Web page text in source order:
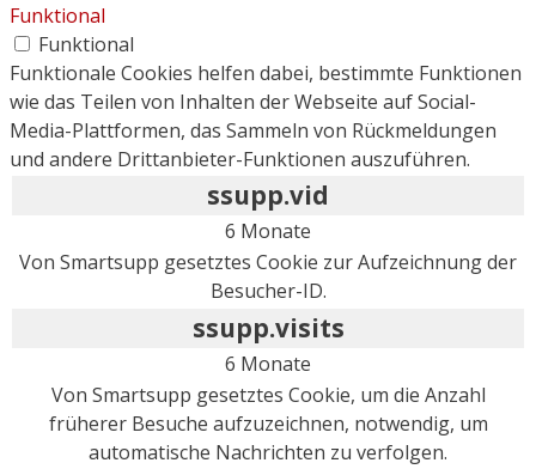
Funktional
Funktional
Funktionale Cookies helfen dabei, bestimmte Funktionen
wie das Teilen von Inhalten der Webseite auf Social-
Media-Plattformen, das Sammeln von Rückmeldungen
und andere Drittanbieter-Funktionen auszuführen.
ssupp.vid
6 Monate
Von Smartsupp gesetztes Cookie zur Aufzeichnung der
Besucher-ID.
ssupp.visits
6 Monate
Von Smartsupp gesetztes Cookie, um die Anzahl
früherer Besuche aufzuzeichnen, notwendig, um
automatische Nachrichten zu verfolgen.